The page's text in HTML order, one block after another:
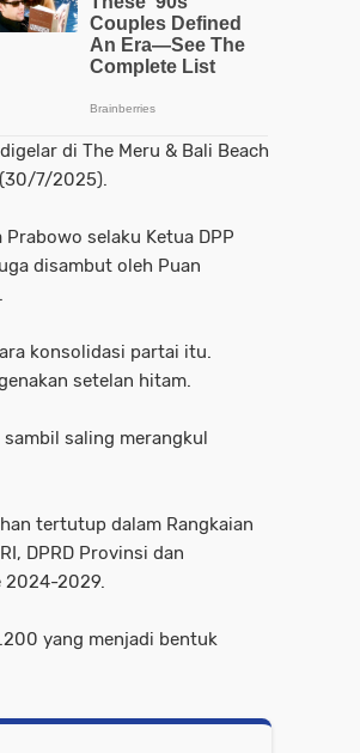
di The Meru & Bali Beach
(30/7/2025).
selaku Ketua DPP
disambut oleh Puan
konsolidasi partai itu.
setelan hitam.
saling merangkul
tertutup dalam Rangkaian
DPRD Provinsi dan
2024-2029.
yang menjadi bentuk